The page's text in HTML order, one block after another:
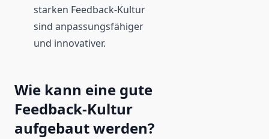
starken Feedback-Kultur
sind anpassungsfähiger
und innovativer.
Wie kann eine gute
Feedback-Kultur
aufgebaut werden?